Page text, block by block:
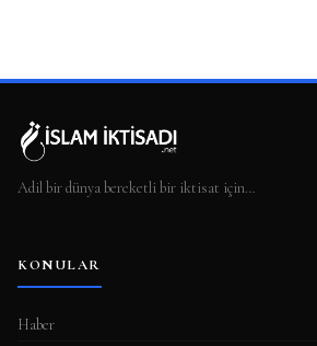
Adil bir dünya bereketli bir iktisat için…
KONULAR
Haber